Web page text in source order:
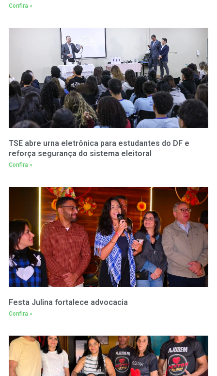
Confira »
TSE abre urna eletrônica para estudantes do DF e
reforça segurança do sistema eleitoral
Confira »
Festa Julina fortalece advocacia
Confira »